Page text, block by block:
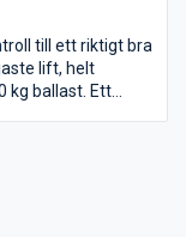
till ett riktigt bra
lift, helt
kg ballast. Ett